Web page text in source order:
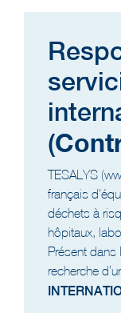
(
TESALYS
français
déchets à
hôpitaux,
Présent
recherche